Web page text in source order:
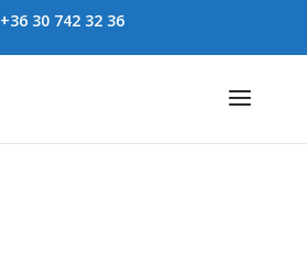
+36 30 742 32 36